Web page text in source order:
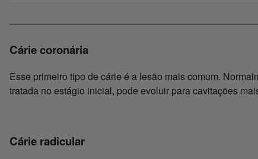
Cárie coronária
Esse primeiro tipo de cárie é a lesão mais comum.
tratada no estágio inicial, pode evoluir para cavitações
Cárie radicular